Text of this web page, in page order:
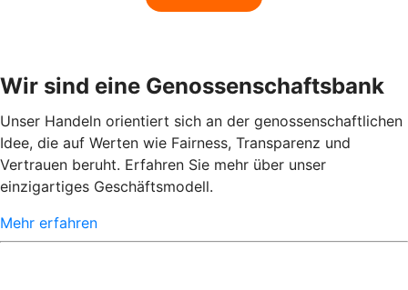
Wir sind eine Genossenschaftsbank
Unser Handeln orientiert sich an der genossenschaftlichen
Idee, die auf Werten wie Fairness, Transparenz und
Vertrauen beruht. Erfahren Sie mehr über unser
einzigartiges Geschäftsmodell.
Mehr erfahren